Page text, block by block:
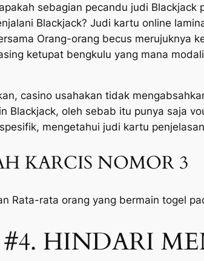
sebagian pecandu judi Blackjack
Blackjack? Judi kartu online
Orang-orang becus merujuknya
ketupat bengkulu yang mana
casino usahakan tidak
oleh sebab itu punya saja
mengetahui judi kartu
KARCIS NOMOR 3
Rata-rata orang yang bermain togel
HINDARI